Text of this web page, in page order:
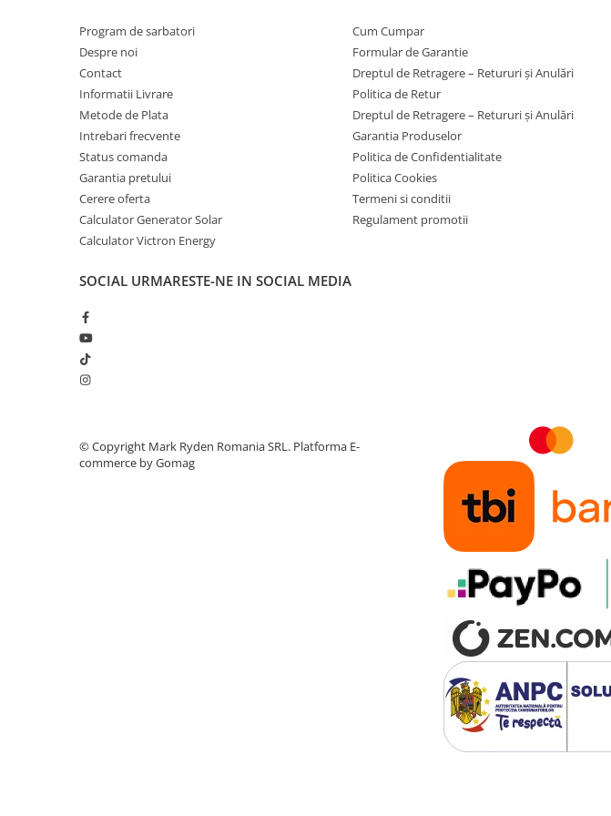
Invertoare Tensiune
Roboti Pornire Auto
Statii de incarcare vehicule
UPS Centrale Termice
Stabilizatoare Tensiune
Scule si aparate
Instrumente de masura
Anemometre
Clampmetre
Multimetre Portabile
Termometre
Camere Termice
NOTA: NU SE VA FOLOSI LA DISPOZITIVE CU TRACȚIUNE ELECTRICĂ - trotinete
electrice, biciclete electrice, etc.!!!
Acest acumulator nu este proiectat pentru a fi utilizat la astfel de aplicații!!!
Program de sarbatori
Despre noi
Contact
Informatii Livrare
Metode de Plata
Intrebari frecvente
Status comanda
Garantia pretului
Cerere oferta
Calculator Generator Solar
Calculator Victron Energy
Cum Cumpar
Formular de Garantie
Dreptul de Retragere – Retururi și Anulări
Politica de Retur
Dreptul de Retragere – Retururi și Anulări
Garantia Produselor
Politica de Confidentialitate
Politica Cookies
Termeni si conditii
Regulament promotii
SOCIAL URMARESTE-NE IN SOCIAL MEDIA
©️ Copyright Mark Ryden Romania SRL. Platforma E-
commerce by Gomag